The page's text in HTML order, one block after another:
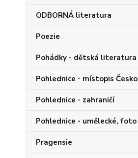
ODBORNÁ literatura
Poezie
Pohádky - dětská literatura
Pohlednice - místopis Česko
Pohlednice - zahraničí
Pohlednice - umělecké, foto
Pragensie